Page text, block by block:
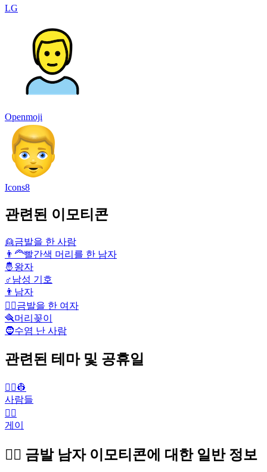
LG
Openmoji
Icons8
관련된 이모티콘
👱금발을 한 사람
👨‍🦰빨간색 머리를 한 남자
🤴 왕자
♂️남성 기호
👨 남자
👱‍♀️금발을 한 여자
🪮머리꽂이
🧔수염 난 사람
관련된 테마 및 공휴일
👨‍✈️👷
사람들
🏳️‍🌈
게이
👱‍♂️ 금발 남자 이모티콘에 대한 일반 정보